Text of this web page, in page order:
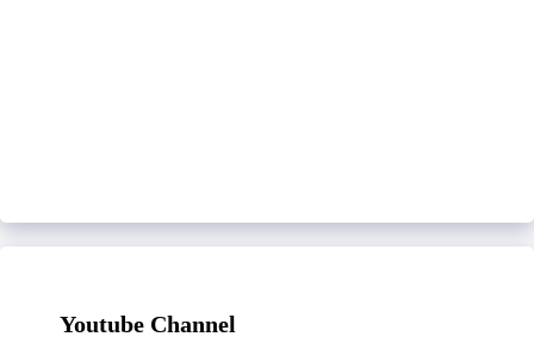
Youtube Channel